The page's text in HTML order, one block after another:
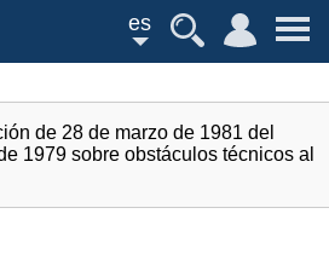
es
de 28 de marzo de 1981 del
1979 sobre obstáculos técnicos al